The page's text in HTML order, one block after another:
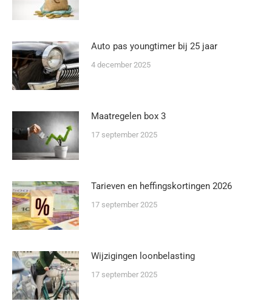
Auto pas youngtimer bij 25 jaar
4 december 2025
Maatregelen box 3
17 september 2025
Tarieven en heffingskortingen 2026
17 september 2025
Wijzigingen loonbelasting
17 september 2025